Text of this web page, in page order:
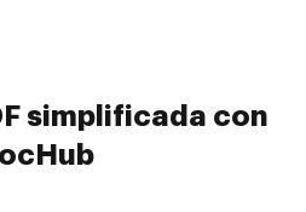
simplificada con